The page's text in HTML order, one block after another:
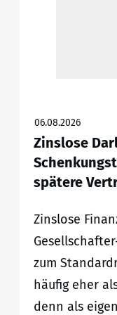
06.08.2026
Zinslose
spätere
Zinslose
zum
häufig eher
denn als